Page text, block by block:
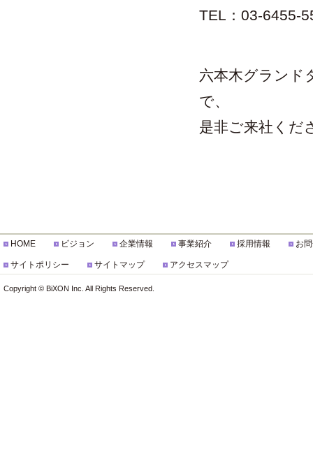
TEL：03-6455-
六本木グランド
で、
是非ご来社くだ
HOME ビジョン 企業情報 事業紹介 採用情報 お
サイトポリシー サイトマップ アクセスマップ
Copyright © BiXON Inc. All Rights Reserved.